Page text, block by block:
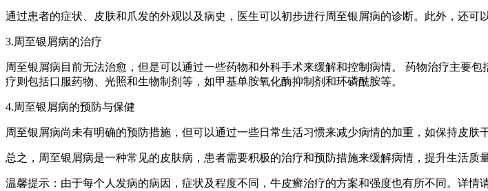
通过患者的症状、皮肤和爪发的外观以及病史，医生可以初步进行周至银屑病的诊断。此外，还可
3.周至银屑病的治疗
周至银屑病目前无法治愈，但是可以通过一些药物和外科手术来缓解和控制病情。 药物治疗主要
疗则包括口服药物、光照和生物制剂等，如甲基单胺氧化酶抑制剂和环磷酰胺等。
4.周至银屑病的预防与保健
周至银屑病尚未有明确的预防措施，但可以通过一些日常生活习惯来减少病情的加重，如保持皮肤
总之，周至银屑病是一种常见的皮肤病，患者需要积极的治疗和预防措施来缓解病情，提升生活质
温馨提示：由于每个人发病的病因，症状及程度不同，牛皮癣治疗的方案和强度也有所不同。详情